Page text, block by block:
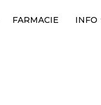
FARMACIE INFO